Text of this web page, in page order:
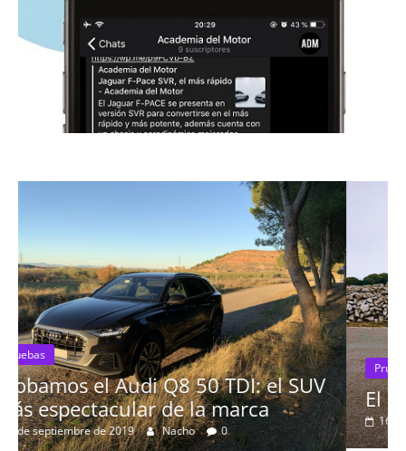
Pruebas
El Seat León 1.6 TDI 115cv a prueba
16 de agosto de 2019 mospotter84 0